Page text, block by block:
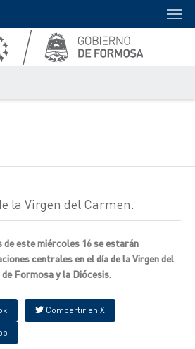
la Virgen del Carmen.
de este miércoles 16 se estarán
centrales en el día de la Virgen del
Formosa y la Diócesis.
Compartir en X